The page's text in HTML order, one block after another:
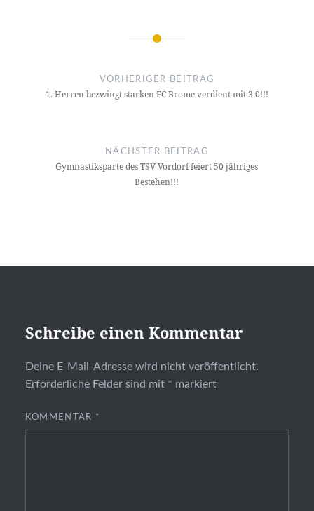
Beitragsnavigation
VORHERIGER BEITRAG
1. Herren bezwingt starken FC Brome verdient mit 3:0!!!
NÄCHSTER BEITRAG
Gymnastiksparte des TSV Vordorf feiert 50 jähriges
Bestehen!!!
Schreibe einen Kommentar
Deine E-Mail-Adresse wird nicht veröffentlicht.
Erforderliche Felder sind mit * markiert
KOMMENTAR *